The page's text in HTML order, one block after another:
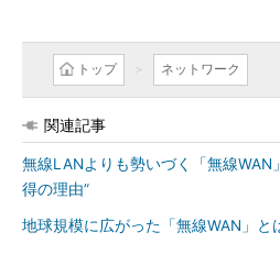
トップ ネットワーク
関連記事
無線LANよりも勢いづく「無線
得の理由”
地球規模に広がった「無線WAN」と